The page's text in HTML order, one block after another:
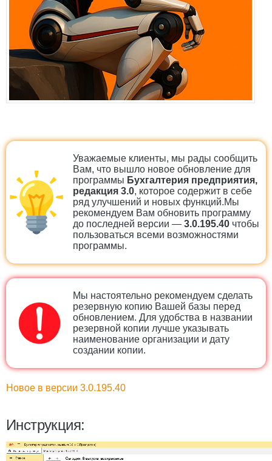
Уважаемые клиенты, мы рады сообщить
Вам, что вышло новое обновление для
программы Бухгалтерия предприятия,
редакция 3.0, которое содержит в себе
ряд улучшений и новых функций.Мы
рекомендуем Вам обновить программу
до последней версии — 3.0.195.40 чтобы
пользоваться всеми возможностями
программы.
Мы настоятельно рекомендуем сделать
резервную копию Вашей базы перед
обновлением. Для удобства в названии
резервной копии лучше указывать
наименование организации и дату
создании копии.
Новое в версии 3.0.195.40
Инструкция: